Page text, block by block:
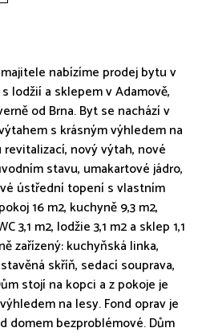
nabízíme prodej bytu v
lodžií a sklepem v Adamově,
od Brna. Byt se nachází v
s krásným výhledem na
nový výtah, nové
stavu, umakartové jádro,
ústřední topení s vlastním
16 m2, kuchyně 9,3 m2,
3,1 m2, lodžie 3,1 m2 a sklep 1,1
zařízený: kuchyňská linka,
skříň, sedací souprava,
stojí na kopci a z pokoje je
na lesy. Fond oprav je
domem bezproblémové. Dům